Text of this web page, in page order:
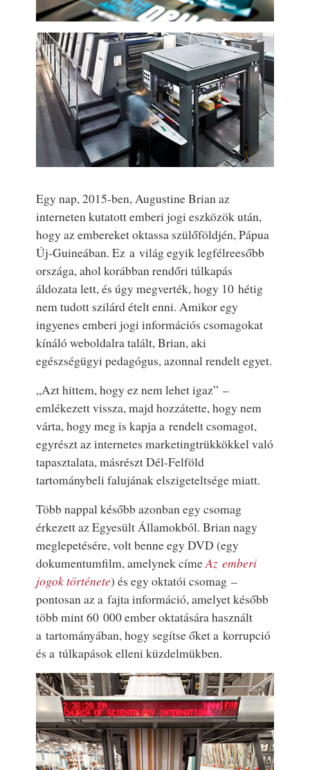
Egy nap, 2015-ben, Augustine Brian az
interneten kutatott emberi jogi eszközök után,
hogy az embereket oktassa szülőföldjén, Pápua
Új‑Guineában. Ez a világ egyik legfélreesőbb
országa, ahol korábban rendőri túlkapás
áldozata lett, és úgy megverték, hogy 10 hétig
nem tudott szilárd ételt enni. Amikor egy
ingyenes emberi jogi információs csomagokat
kínáló weboldalra talált, Brian, aki
egészségügyi pedagógus, azonnal rendelt egyet.
„Azt hittem, hogy ez nem lehet igaz” –
emlékezett vissza, majd hozzátette, hogy nem
várta, hogy meg is kapja a rendelt csomagot,
egyrészt az internetes marketingtrükkökkel való
tapasztalata, másrészt Dél-Felföld
tartománybeli falujának elszigeteltsége miatt.
Több nappal később azonban egy csomag
érkezett az Egyesült Államokból. Brian nagy
meglepetésére, volt benne egy DVD (egy
dokumentumfilm, amelynek címeAz emberi
jogok története) és egy oktatói csomag –
pontosan az a fajta információ, amelyet később
több mint 60 000 ember oktatására használt
a tartományában, hogy segítse őket a korrupció
és a túlkapások elleni küzdelmükben.